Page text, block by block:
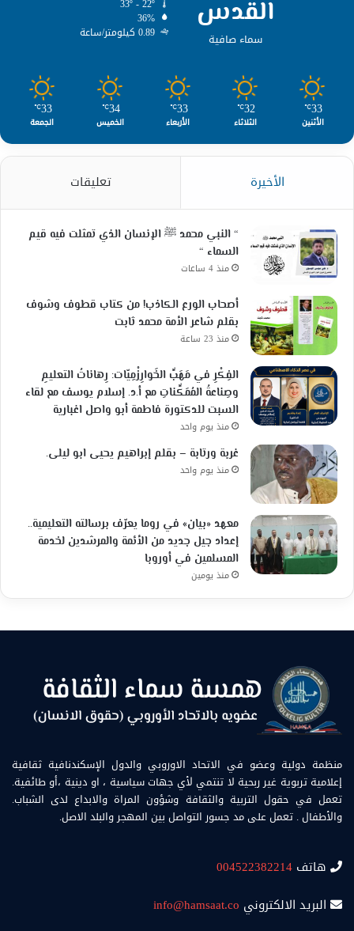
القدس
سماء صافية
36%
0.89 كيلومتر/ساعة
33
℃
الأثنين
32
℃
الثلاثاء
33
℃
الأربعاء
34
℃
الخميس
33
℃
الجمعة
الأخيرة تعليقات
“ النبي محمد ﷺ الإنسان الذي تمثلت فيه قيم
السماء “
منذ 4 ساعات
أصحاب الورع الكاذب! من كتاب قطوف وشوف
بقلم شاعر الأمة محمد ثابت
منذ 23 ساعة
الفِكْرِ في مَهَبِّ الخَوارِزْمِيّات: رِهاناتُ التعليمِ
وصِناعةُ المُمَكِّناتِ مع أ.د. إسلام يوسف مع لقاء
السبت للدكتورة فاطمة أبو واصل اغبارية
منذ يوم واحد
غربة ورتابة – بقلم إبراهيم يحيى ابو ليلى.
منذ يوم واحد
معهد «بيان» في روما يعرّف برسالته التعليمية..
إعداد جيل جديد من الأئمة والمرشدين لخدمة
المسلمين في أوروبا
منذ يومين
منظمة دولية وعضو في الاتحاد الاوروبي والدول الإسكندنافية ثقافية
إعلامية تربوية غير ربحية لا تنتمي لأي جهات سياسية ، او دينية ،أو طائفية.
تعمل في حقول التربية والثقافة وشؤون المراة والابداع لدى الشباب.
والأطفال . تعمل على مد جسور التواصل بين المهجر والبلد الاصل.
هاتف 004522382214
البريد الالكتروني info@hamsaat.co